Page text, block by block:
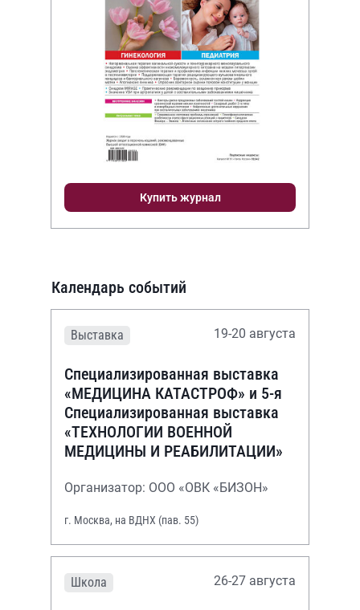
Купить журнал
Календарь событий
Выставка 19-20 августа
Специализированная выставка
«МЕДИЦИНА КАТАСТРОФ» и 5-я
Специализированная выставка
«ТЕХНОЛОГИИ ВОЕННОЙ
МЕДИЦИНЫ И РЕАБИЛИТАЦИИ»
Организатор: ООО «ОВК «БИЗОН»
г. Москва, на ВДНХ (пав. 55)
Школа 26-27 августа